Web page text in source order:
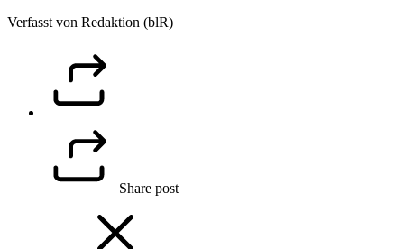
Verfasst von Redaktion (blR)
Share post